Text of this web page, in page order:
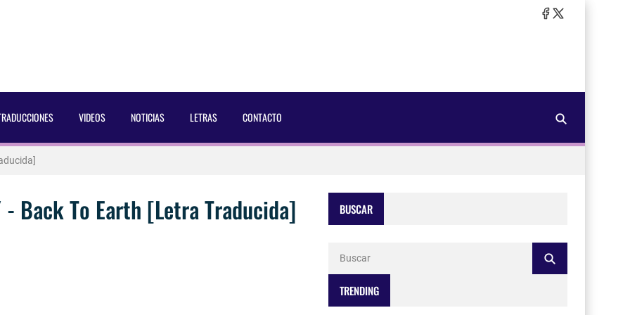
VIDEOS NOTICIAS LETRAS CONTACTO
[2025]
Mitchell, a la noticia de su muerte
- Back To Earth [Letra Traducida] BUSCAR
TRENDING